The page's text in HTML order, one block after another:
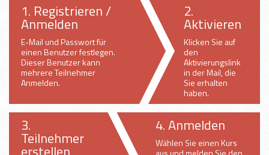
1. Registrieren /
Anmelden
E-Mail und Passwort für
einen Benutzer festlegen.
Dieser Benutzer kann
mehrere Teilnehmer
Anmelden.
2.
Aktivieren
Klicken Sie auf
den
Aktivierungslink
in der Mail, die
Sie erhalten
haben.
3.
Teilnehmer
4. Anmelden
Wählen Sie einen Kurs